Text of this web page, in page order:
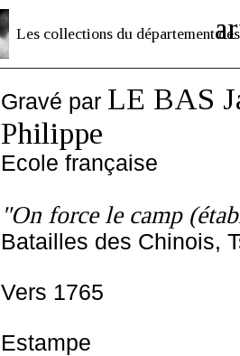
Les collections du département des
Gravé par LE BAS
Philippe
Ecole française
"On force le camp
Batailles des Chinois,
Vers 1765
Estampe